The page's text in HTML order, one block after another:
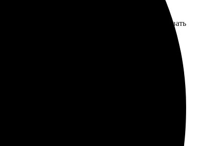
качеством. Цвета яркие, детали четкие, просто
Теперь планирую еще заказы, хочется порадовать
понятным, все шаги легко освоил. Качество
надежно, никаких повреждений.